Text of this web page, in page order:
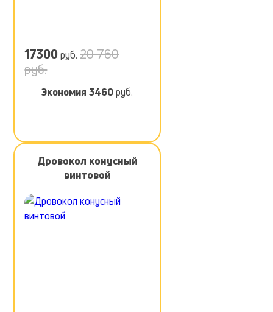
17300 руб.20 760
руб.
Экономия 3460руб.
Дровокол конусный
винтовой